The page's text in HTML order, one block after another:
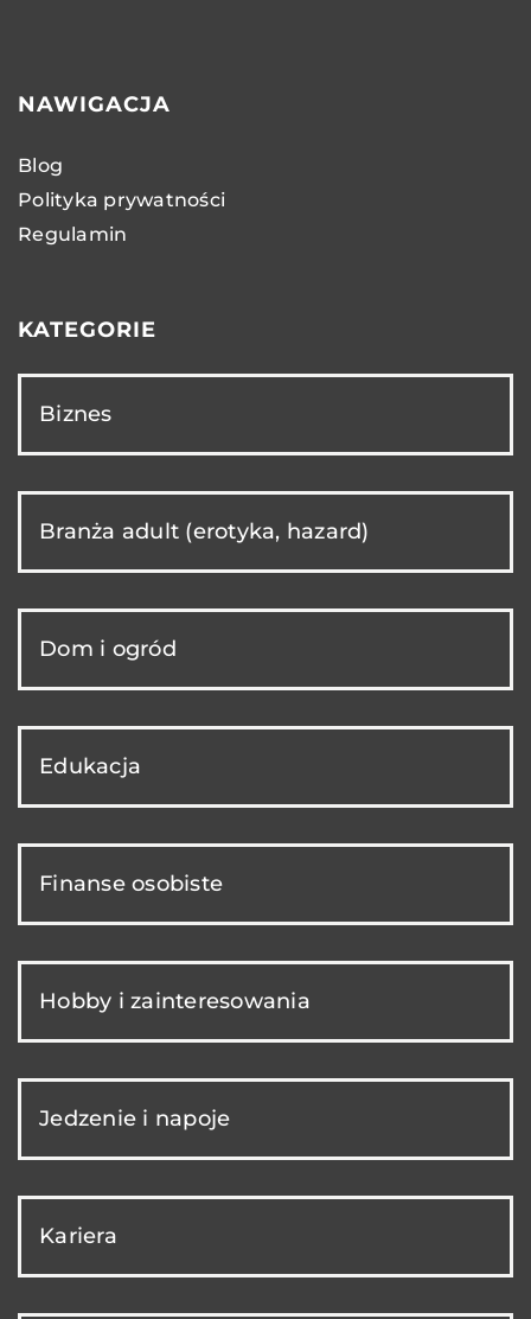
NAWIGACJA
Blog
Polityka prywatności
Regulamin
KATEGORIE
Biznes
Branża adult (erotyka, hazard)
Dom i ogród
Edukacja
Finanse osobiste
Hobby i zainteresowania
Jedzenie i napoje
Kariera